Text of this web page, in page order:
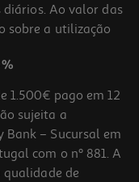
Ao valor das
sobre a utilização
%
1.500€ pago em 12
sujeita a
Bank – Sucursal em
com o nº 881. A
qualidade de